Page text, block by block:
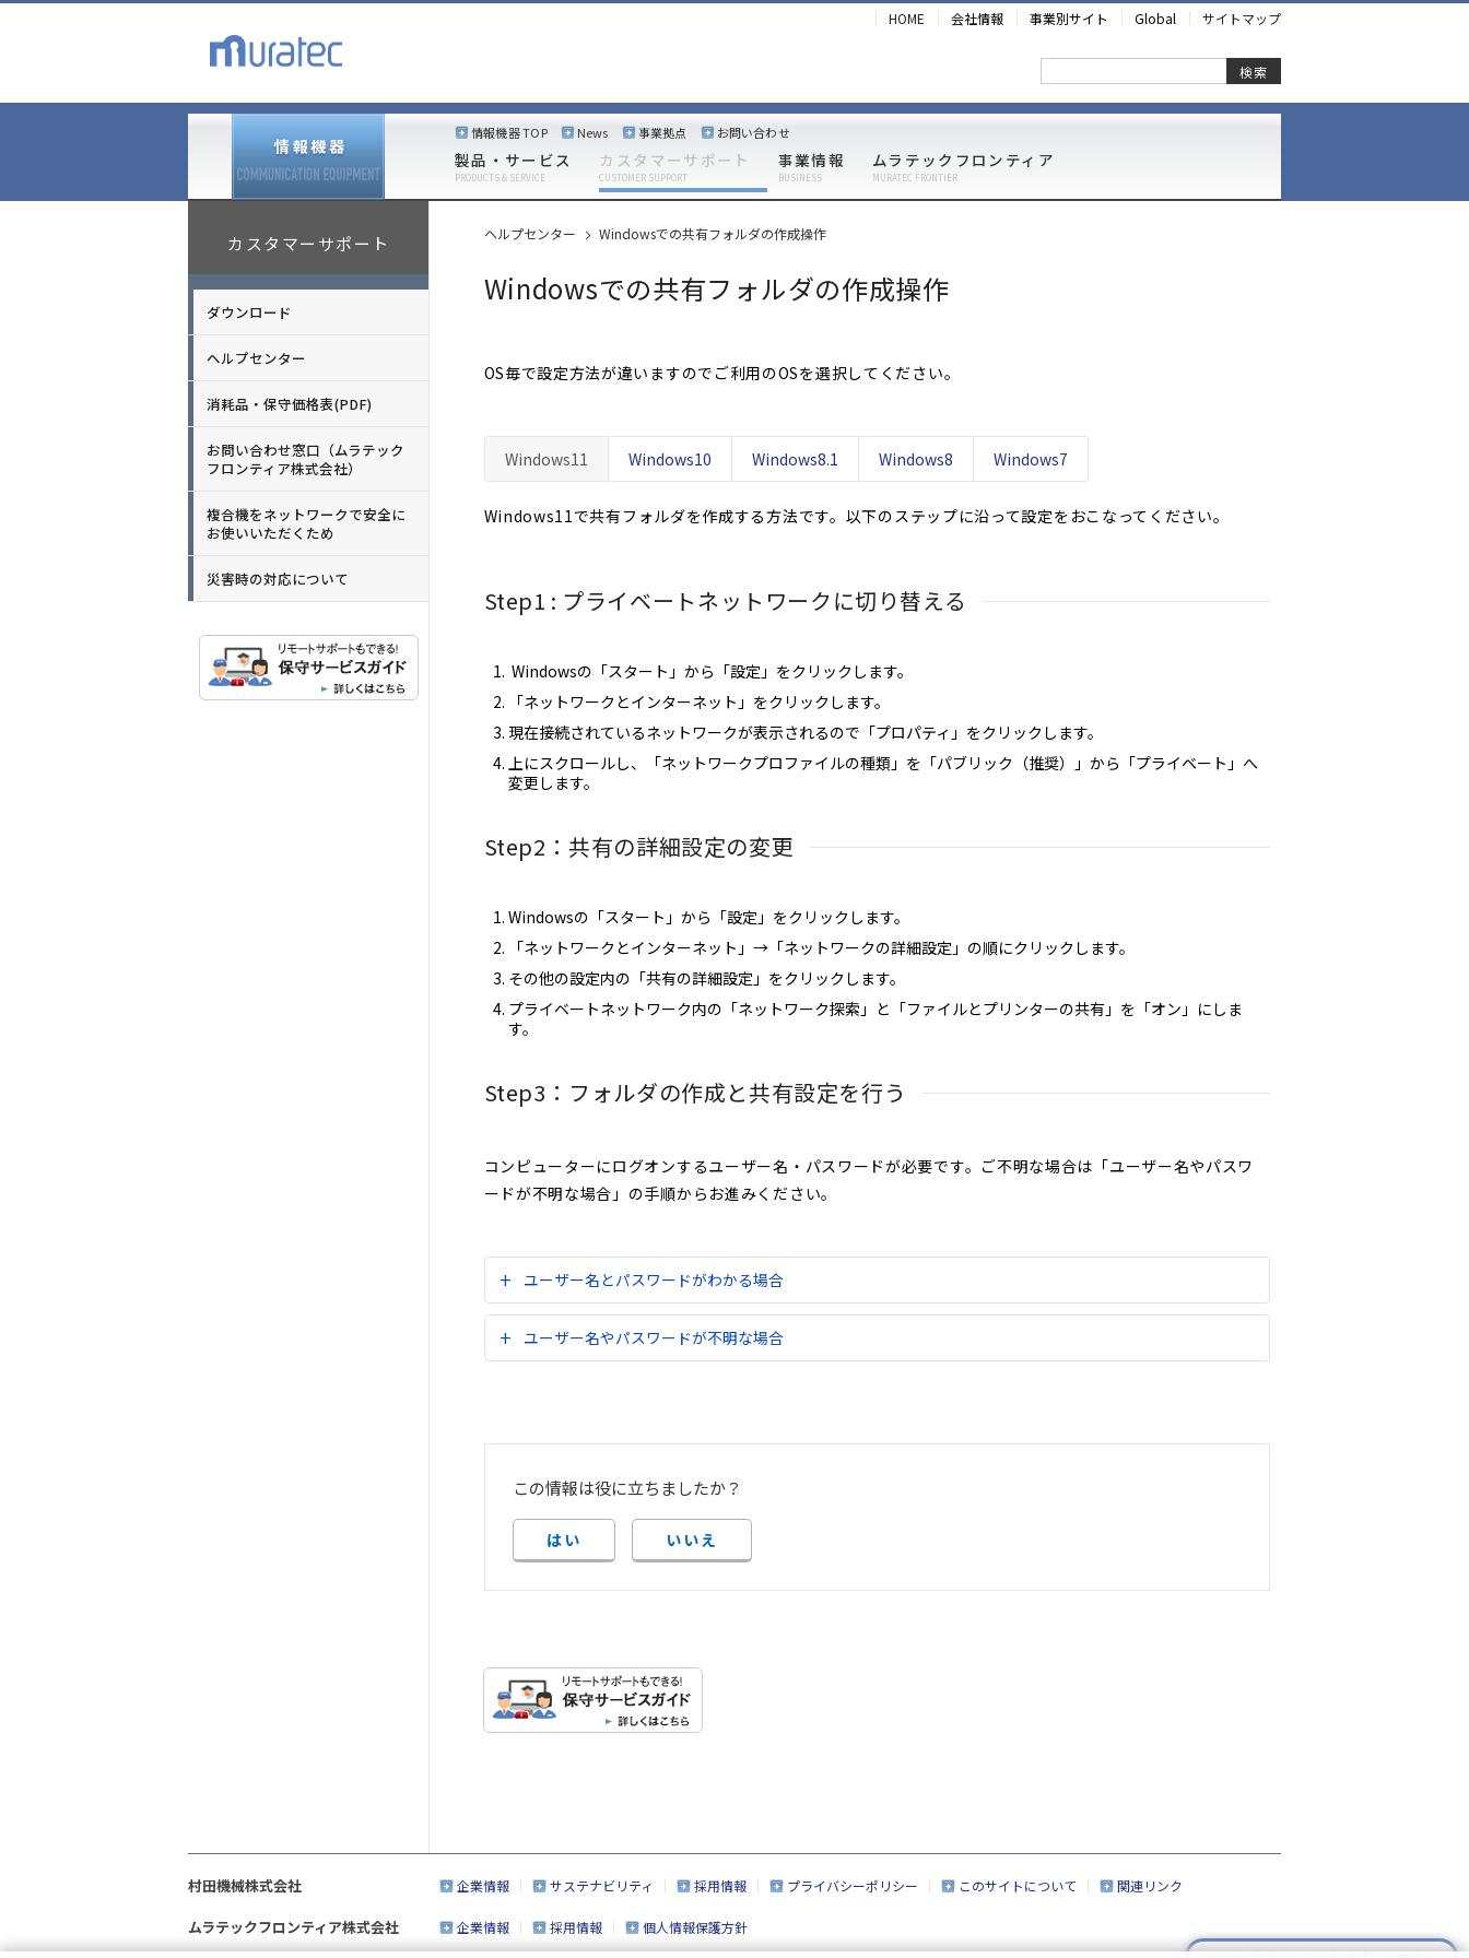
HOME 会社情報 事業別サイト Global サイトマップ
検索
製品・サービス
PRODUCTS & SERVICE
カスタマーサポート
CUSTOMER SUPPORT
事業情報
BUSINESS
ムラテックフロンティア
MURATEC FRONTIER
情報機器 TOP News 事業拠点 お問い合わせ
カスタマーサポート
ダウンロード
ヘルプセンター
消耗品・保守価格表(PDF)
お問い合わせ窓口（ムラテック
フロンティア株式会社）
複合機をネットワークで安全に
お使いいただくため
災害時の対応について
ヘルプセンター Windowsでの共有フォルダの作成操作
Windowsでの共有フォルダの作成操作
OS毎で設定方法が違いますのでご利用のOSを選択してください。
Windows11 Windows10 Windows8.1 Windows8 Windows7
Windows11で共有フォルダを作成する方法です。以下のステップに沿って設定をおこなってください。
Step1 : プライベートネットワークに切り替える
Windowsの「スタート」から「設定」をクリックします。
「ネットワークとインターネット」をクリックします。
現在接続されているネットワークが表示されるので「プロパティ」をクリックします。
上にスクロールし、「ネットワークプロファイルの種類」を「パブリック（推奨）」から「プライベート」へ
変更します。
Step2：共有の詳細設定の変更
Windowsの「スタート」から「設定」をクリックします。
「ネットワークとインターネット」→「ネットワークの詳細設定」の順にクリックします。
その他の設定内の「共有の詳細設定」をクリックします。
プライベートネットワーク内の「ネットワーク探索」と「ファイルとプリンターの共有」を「オン」にしま
す。
Step3：フォルダの作成と共有設定を行う
コンピューターにログオンするユーザー名・パスワードが必要です。ご不明な場合は「ユーザー名やパスワ
ードが不明な場合」の手順からお進みください。
ユーザー名とパスワードがわかる場合
ユーザー名やパスワードが不明な場合
この情報は役に立ちましたか？
はい いいえ
村田機械株式会社 企業情報 サステナビリティ 採用情報 プライバシーポリシー このサイトについて 関連リンク
ムラテックフロンティア株式会社 企業情報 採用情報 個人情報保護方針